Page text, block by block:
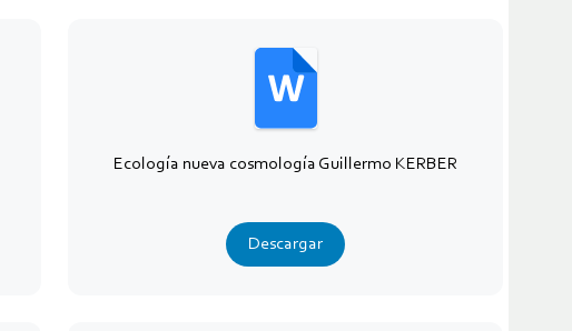
Ecología nueva cosmología Guillermo KERBER
Descargar